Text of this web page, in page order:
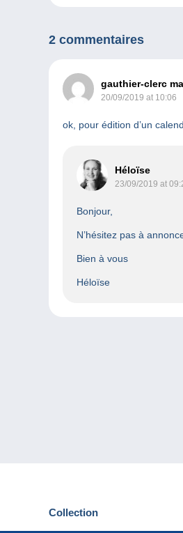
2 commentaires
gauthier-clerc
20/09/2019 at 10:06
ok, pour édition d’un
Héloïse
23/09/2019 at
Bonjour,
N’hésitez pas à
Bien à vous
Héloïse
Collection